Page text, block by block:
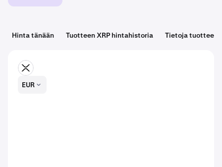
Hinta tänään Tuotteen XRP hintahistoria Tietoja
XRP
EUR